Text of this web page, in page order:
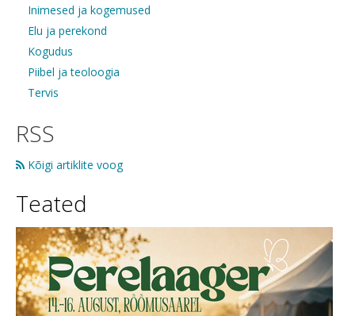
Inimesed ja kogemused
Elu ja perekond
Kogudus
Piibel ja teoloogia
Tervis
RSS
Kõigi artiklite voog
Teated